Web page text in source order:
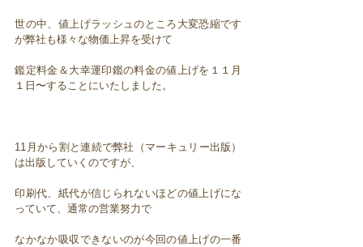
世の中、値上げラッシュのところ大変恐縮です
が弊社も様々な物価上昇を受けて
鑑定料金＆大幸運印鑑の料金の値上げを１１月
１日〜することにいたしました。
11月から割と連続で弊社（マーキュリー出版）
は出版していくのですが、
印刷代、紙代が信じられないほどの値上げにな
っていて、通常の営業努力で
なかなか吸収できないのが今回の値上げの一番